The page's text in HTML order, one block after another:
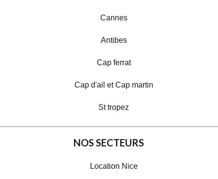
Cannes
Antibes
Cap ferrat
Cap d'ail et Cap martin
St tropez
NOS SECTEURS
Location Nice